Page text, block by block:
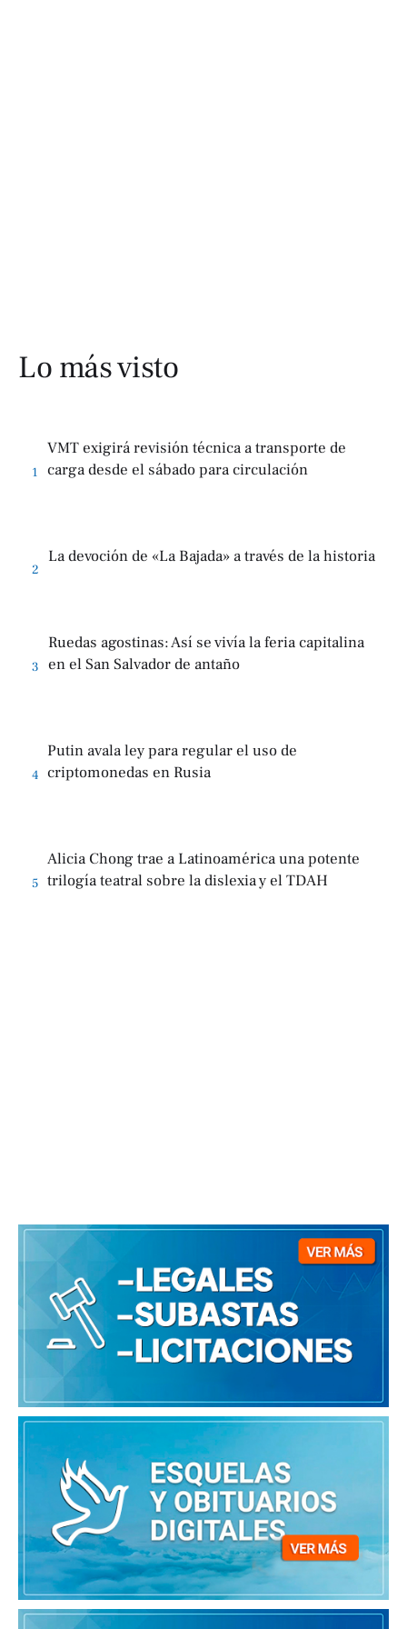
Lo más visto
1
VMT exigirá revisión técnica a transporte de
carga desde el sábado para circulación
2
La devoción de «La Bajada» a través de la historia
3
Ruedas agostinas: Así se vivía la feria capitalina
en el San Salvador de antaño
4
Putin avala ley para regular el uso de
criptomonedas en Rusia
5
Alicia Chong trae a Latinoamérica una potente
trilogía teatral sobre la dislexia y el TDAH